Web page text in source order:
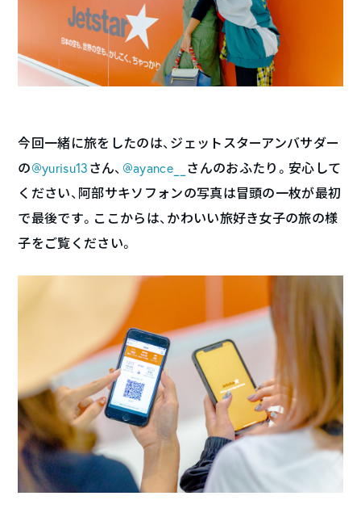
今回一緒に旅をしたのは、ジェットスターアンバサダー
の@yurisu13さん、 @ayance__ さんのおふたり。安心して
ください、阿部サキソフォンの写真は冒頭の一枚が最初
で最後です。ここからは、かわいい旅好き女子の旅の様
子をご覧ください。